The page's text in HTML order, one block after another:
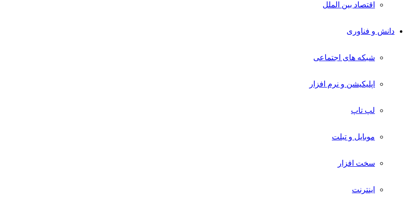
اقتصاد بین الملل
دانش و فناوری
شبکه های اجتماعی
اپلیکیشن و نرم افزار
لپ تاپ
موبایل و تبلت
سخت افزار
اینترنت